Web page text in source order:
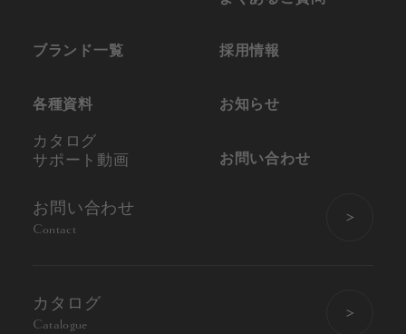
ブランド一覧
各種資料
カタログ
サポート動画
採用情報
お知らせ
お問い合わせ
お問い合わせ
Contact
カタログ
Catalogue